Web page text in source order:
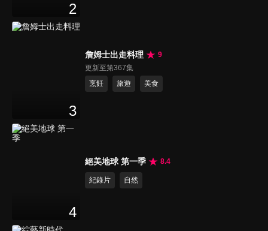
2
3
詹姆士出走料理
9
更新至第367集
烹飪
旅遊 美食
4
絕美地球 第一季 8.4
紀錄片 自然